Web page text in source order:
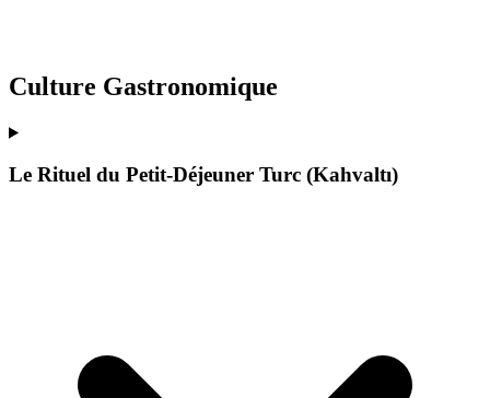
Culture Gastronomique
Le Rituel du Petit-Déjeuner Turc (Kahvaltı)